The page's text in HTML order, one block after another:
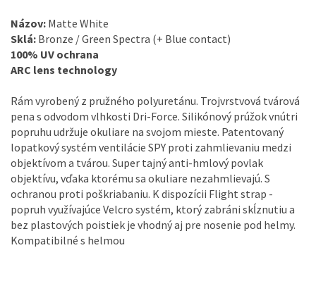
Názov: Matte White
Sklá: Bronze / Green Spectra (+ Blue contact)
100% UV ochrana
ARC lens technology
Rám vyrobený z pružného polyuretánu. Trojvrstvová tvárová
pena s odvodom vlhkosti Dri-Force. Silikónový prúžok vnútri
popruhu udržuje okuliare na svojom mieste. Patentovaný
lopatkový systém ventilácie SPY proti zahmlievaniu medzi
objektívom a tvárou. Super tajný anti-hmlový povlak
objektívu, vďaka ktorému sa okuliare nezahmlievajú. S
ochranou proti poškriabaniu. K dispozícii Flight strap -
popruh využívajúce Velcro systém, ktorý zabráni skĺznutiu a
bez plastových poistiek je vhodný aj pre nosenie pod helmy.
Kompatibilné s helmou